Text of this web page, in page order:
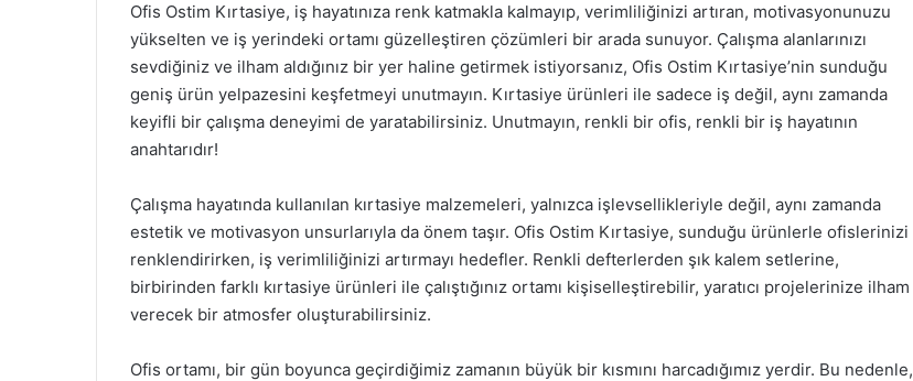
Ofis Ostim Kırtasiye, iş hayatınıza renk katmakla kalmayıp, verimliliğinizi artıran, motivasyonunuzu
yükselten ve iş yerindeki ortamı güzelleştiren çözümleri bir arada sunuyor. Çalışma alanlarınızı
sevdiğiniz ve ilham aldığınız bir yer haline getirmek istiyorsanız, Ofis Ostim Kırtasiye’nin sunduğu
geniş ürün yelpazesini keşfetmeyi unutmayın. Kırtasiye ürünleri ile sadece iş değil, aynı zamanda
keyifli bir çalışma deneyimi de yaratabilirsiniz. Unutmayın, renkli bir ofis, renkli bir iş hayatının
anahtarıdır!
Çalışma hayatında kullanılan kırtasiye malzemeleri, yalnızca işlevsellikleriyle değil, aynı zamanda
estetik ve motivasyon unsurlarıyla da önem taşır. Ofis Ostim Kırtasiye, sunduğu ürünlerle ofislerinizi
renklendirirken, iş verimliliğinizi artırmayı hedefler. Renkli defterlerden şık kalem setlerine,
birbirinden farklı kırtasiye ürünleri ile çalıştığınız ortamı kişiselleştirebilir, yaratıcı projelerinize ilham
verecek bir atmosfer oluşturabilirsiniz.
Ofis ortamı, bir gün boyunca geçirdiğimiz zamanın büyük bir kısmını harcadığımız yerdir. Bu nedenle,